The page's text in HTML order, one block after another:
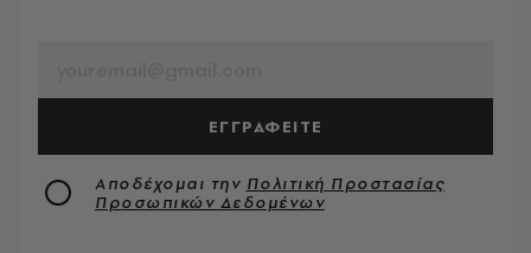
ΕΓΓΡΑΦΕΙΤΕ
Αποδέχομαι την Πολιτική Προστασίας
Προσωπικών Δεδομένων